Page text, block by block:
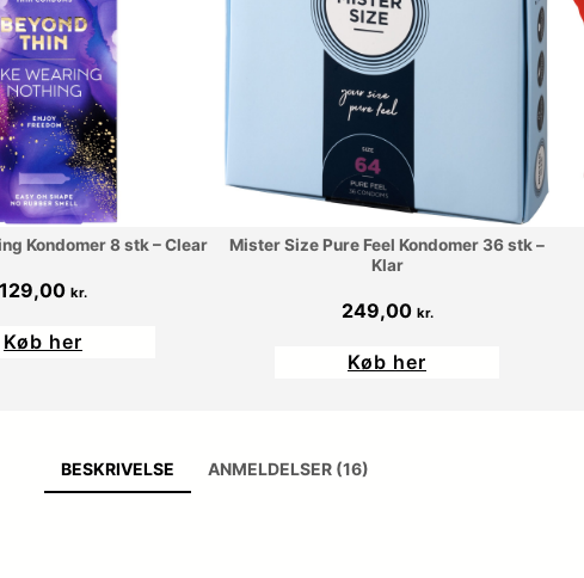
Kondomer 8 stk – Clear
129,00 kr.
Køb her
Mister Size Pure Feel Kondomer 36 stk –
Klar
249,00 kr.
Køb her
BESKRIVELSE ANMELDELSER (16)